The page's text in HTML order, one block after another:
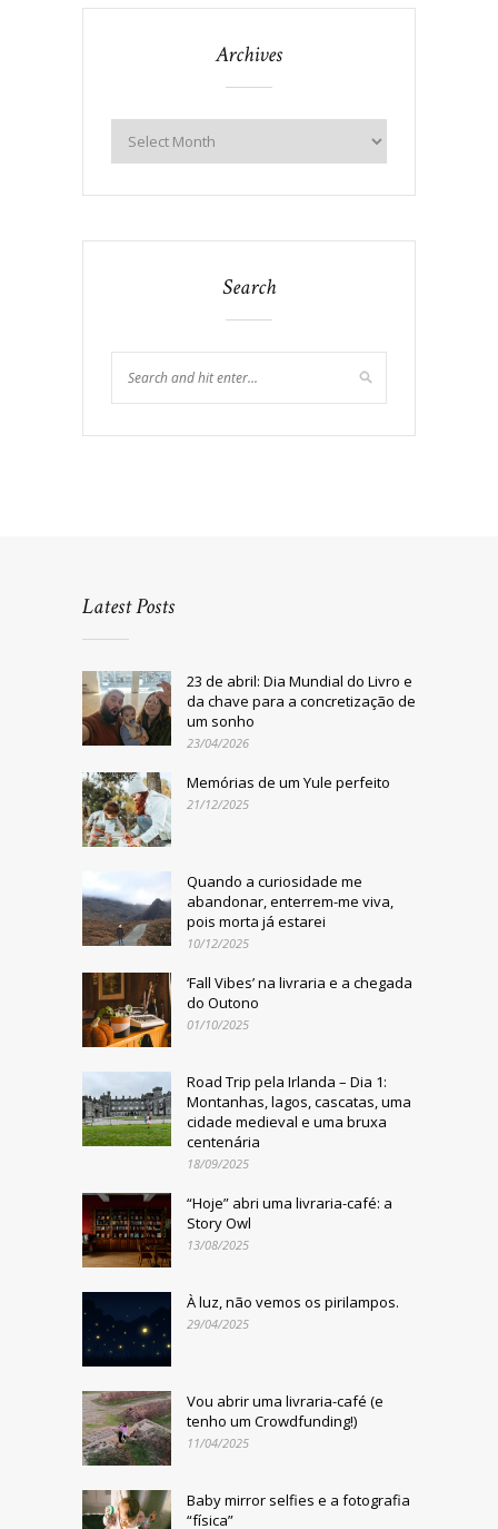
Archives
Search
Latest Posts
23 de abril: Dia Mundial do Livro e
da chave para a concretização de
um sonho
23/04/2026
Memórias de um Yule perfeito
21/12/2025
Quando a curiosidade me
abandonar, enterrem-me viva,
pois morta já estarei
10/12/2025
‘Fall Vibes’ na livraria e a chegada
do Outono
01/10/2025
Road Trip pela Irlanda – Dia 1:
Montanhas, lagos, cascatas, uma
cidade medieval e uma bruxa
centenária
18/09/2025
“Hoje” abri uma livraria-café: a
Story Owl
13/08/2025
À luz, não vemos os pirilampos.
29/04/2025
Vou abrir uma livraria-café (e
tenho um Crowdfunding!)
11/04/2025
Baby mirror selfies e a fotografia
“física”